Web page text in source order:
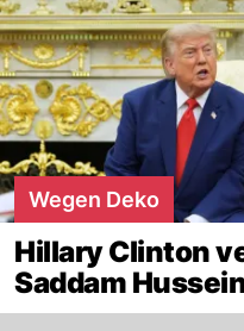
Wegen Deko
Hillary Clinton
Saddam